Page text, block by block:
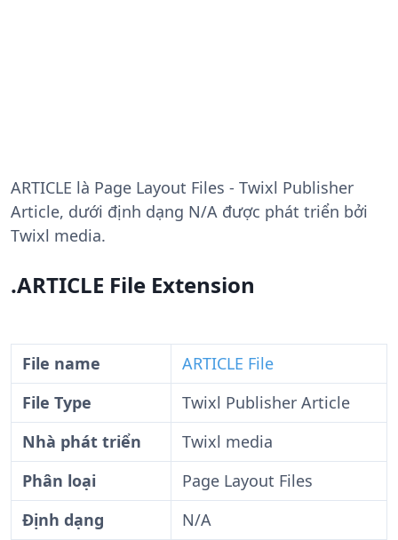
ARTICLE là Page Layout Files - Twixl Publisher
Article, dưới định dạng N/A được phát triển bởi
Twixl media.
.ARTICLE File Extension
File name
ARTICLE File
File Type
Twixl Publisher Article
Nhà phát triển
Twixl media
Phân loại
Page Layout Files
Định dạng
N/A